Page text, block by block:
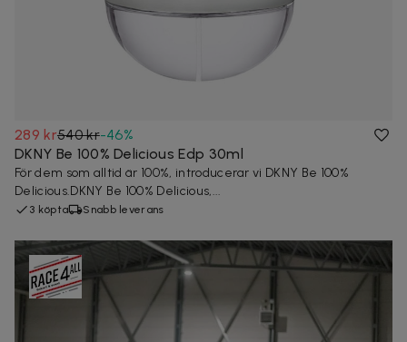
289 kr540 kr-46%
DKNY Be 100% Delicious Edp 30ml
För dem som alltid är 100%, introducerar vi DKNY Be 100%
Delicious.DKNY Be 100% Delicious,...
3 köpta Snabb leverans